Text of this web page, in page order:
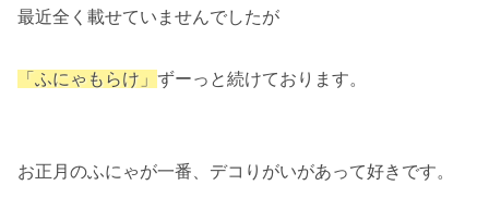
最近全く載せていませんでしたが
「ふにゃもらけ」 ずーっと続けております。
お正月のふにゃが一番、デコりがいがあって好きです。